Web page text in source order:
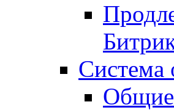
Система
Общие